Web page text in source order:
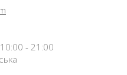
- 21:00